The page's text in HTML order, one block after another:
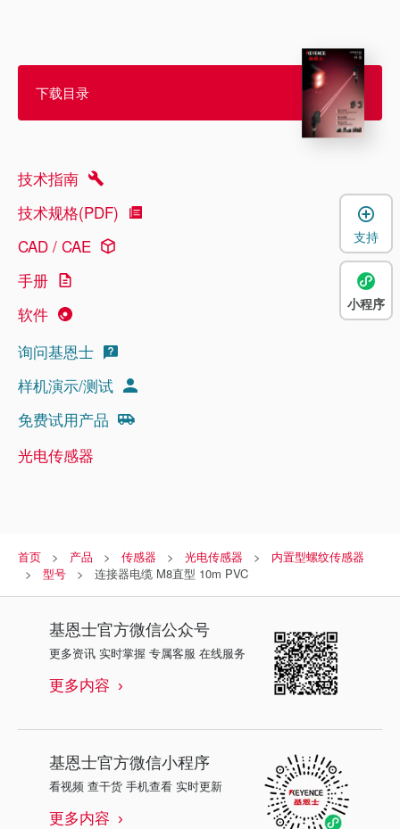
下载目录
技术指南
技术规格(PDF)
CAD / CAE
手册
软件
询问基恩士
样机演示/测试
免费试用产品
光电传感器
首页 产品 传感器 光电传感器
内置型螺纹传感器
型号
连接器电缆 M8直型 10m PVC
基恩士官方微信公众号
更多资讯 实时掌握 专属客服 在线服务
更多内容
基恩士官方微信小程序
看视频 查干货 手机查看 实时更新
更多内容
支持
小程序